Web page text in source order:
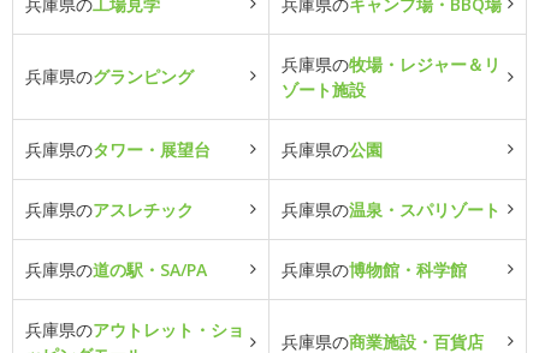
兵庫県のグランピング
兵庫県の牧場・レジャー＆リ
ゾート施設
兵庫県のタワー・展望台 兵庫県の公園
兵庫県のアスレチック 兵庫県の温泉・スパリゾート
兵庫県の道の駅・SA/PA 兵庫県の博物館・科学館
兵庫県のアウトレット・ショ
兵庫県の商業施設・百貨店